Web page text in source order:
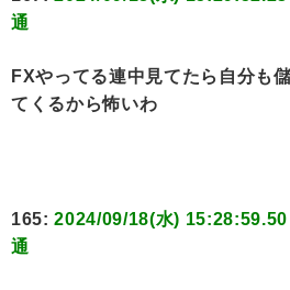
通
FXやってる連中見てたら自分も
てくるから怖いわ
165:2024/09/18(水)
通